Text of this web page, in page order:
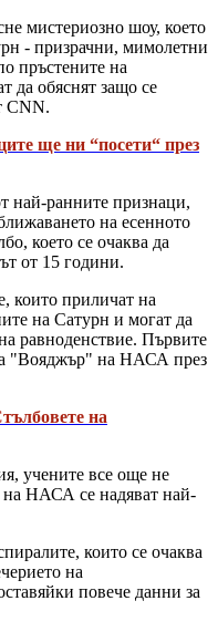
мистериозно шоу, което
- призрачни, мимолетни
пръстените на
да обяснят защо се
CNN.
ще ни “посети“ през
най-ранните признаци,
на есенното
което се очаква да
от 15 години.
които приличат на
на Сатурн и могат да
равноденствие. Първите
"Вояджър" на НАСА през
на
учените все още не
на НАСА се надяват най-
които се очаква
на
повече данни за